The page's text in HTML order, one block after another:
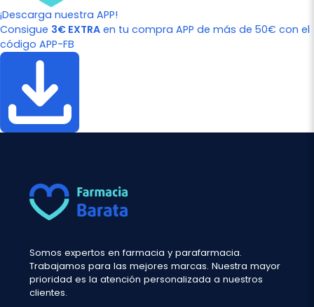
¡Descarga nuestra APP!
Consigue 3€ EXTRA en tu compra APP de más de 50€ con el
código APP-FB
Somos expertos en farmacia y parafarmacia.
Trabajamos para las mejores marcas. Nuestra mayor
prioridad es la atención personalizada a nuestros
clientes.